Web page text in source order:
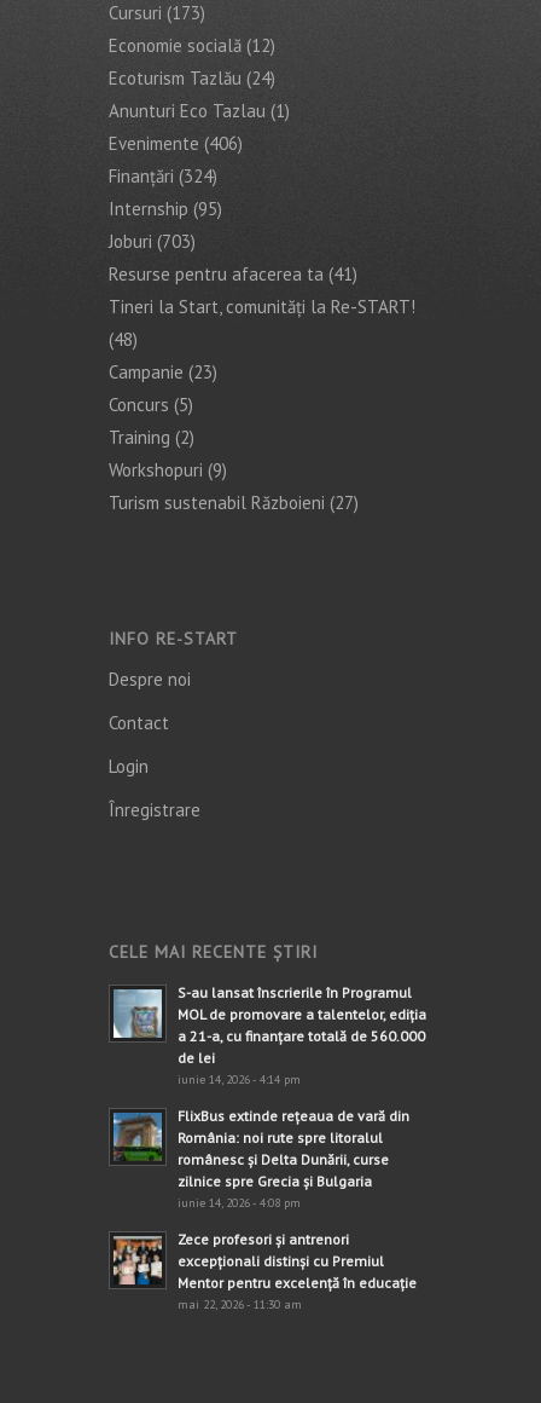
Cursuri (173)
Economie socială (12)
Ecoturism Tazlău (24)
Anunturi Eco Tazlau (1)
Evenimente (406)
Finanţări (324)
Internship (95)
Joburi (703)
Resurse pentru afacerea ta (41)
Tineri la Start, comunități la Re-START!
(48)
Campanie (23)
Concurs (5)
Training (2)
Workshopuri (9)
Turism sustenabil Războieni (27)
INFO RE-START
Despre noi
Contact
Login
Înregistrare
CELE MAI RECENTE ȘTIRI
S-au lansat înscrierile în Programul
MOL de promovare a talentelor, ediția
a 21-a, cu finanțare totală de 560.000
de lei
iunie 14, 2026 - 4:14 pm
FlixBus extinde rețeaua de vară din
România: noi rute spre litoralul
românesc și Delta Dunării, curse
zilnice spre Grecia și Bulgaria
iunie 14, 2026 - 4:08 pm
Zece profesori și antrenori
excepționali distinși cu Premiul
Mentor pentru excelență în educație
mai 22, 2026 - 11:30 am